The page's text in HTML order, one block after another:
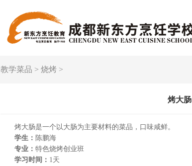
教学菜品 > 烧烤 >
烤大肠
烤大肠是一个以大肠为主要材料的菜品，口味咸鲜。
学生： 陈鹏海
专业： 特色烧烤创业班
学习时间： 1天